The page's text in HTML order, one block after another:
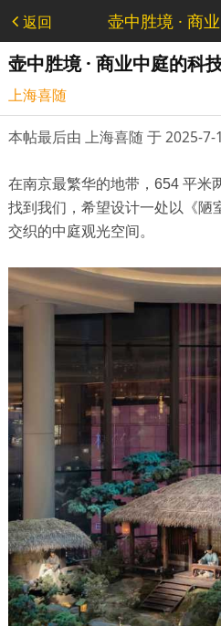
返回
壶中胜境 · 商
国风微缩园
壶中胜境 · 商业中庭的科
上海喜随
本帖最后由 上海喜随 于 2025-7-
在南京最繁华的地带， 654 平米
找到我们，希望设计一处以《陋
交织的中庭观光空间。